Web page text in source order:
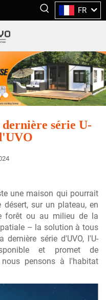
FR
série U-
une maison qui pourrait
sur un plateau, en
forêt ou au milieu de la
– la solution à tous
série d'UVO, l'U-
et promet de
pensons à l'habitat